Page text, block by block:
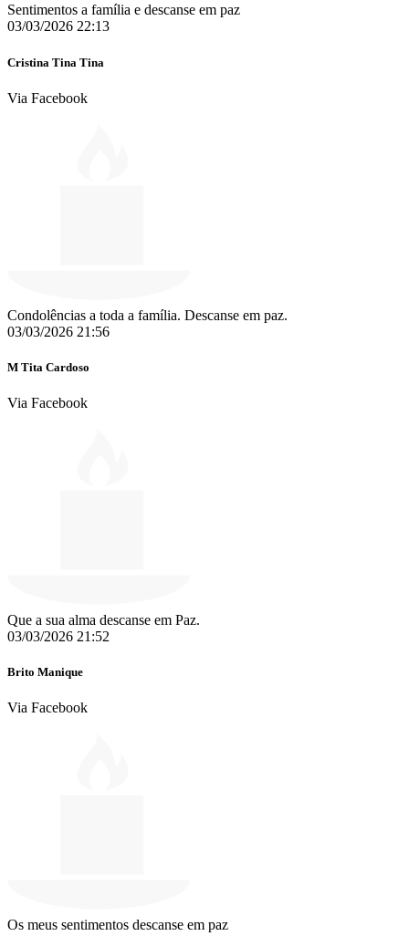
Sentimentos a família e descanse em paz
03/03/2026 22:13
Cristina Tina Tina
Via Facebook
Condolências a toda a família. Descanse em paz.
03/03/2026 21:56
M Tita Cardoso
Via Facebook
Que a sua alma descanse em Paz.
03/03/2026 21:52
Brito Manique
Via Facebook
Os meus sentimentos descanse em paz